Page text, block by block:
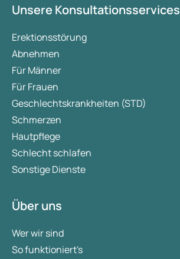
Unsere Konsultationsservices
Erektionsstörung
Abnehmen
Für Männer
Für Frauen
Geschlechtskrankheiten (STD)
Schmerzen
Hautpflege
Schlecht schlafen
Sonstige Dienste
Über uns
Wer wir sind
So funktioniert's